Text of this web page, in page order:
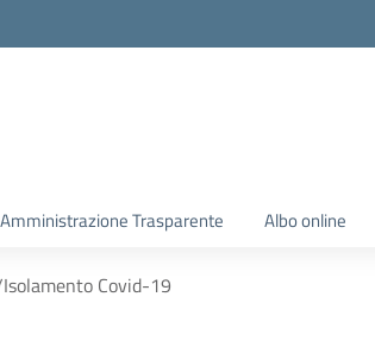
Amministrazione Trasparente Albo online
Covid-19